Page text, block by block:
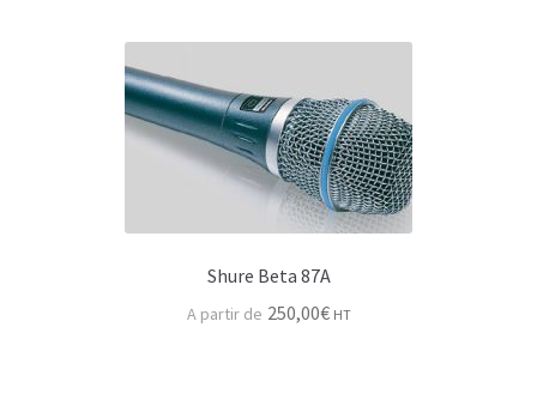
Série Sennheiser évolution
Série HF sennheiser
Série SM & Beta
Shure Beta 87A
250,00€ HT